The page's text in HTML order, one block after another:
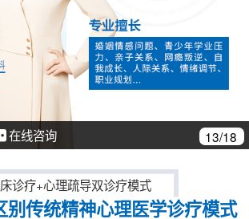
在线咨询 13/18
诊疗+心理疏导双诊疗模式
别传统精神心理医学诊疗模式